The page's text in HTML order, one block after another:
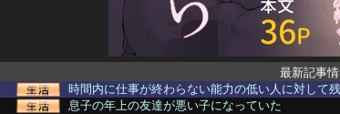
最新記事
時間内に仕事が終わらない能力の低い人に対して
息子の年上の友達が悪い子になっていた